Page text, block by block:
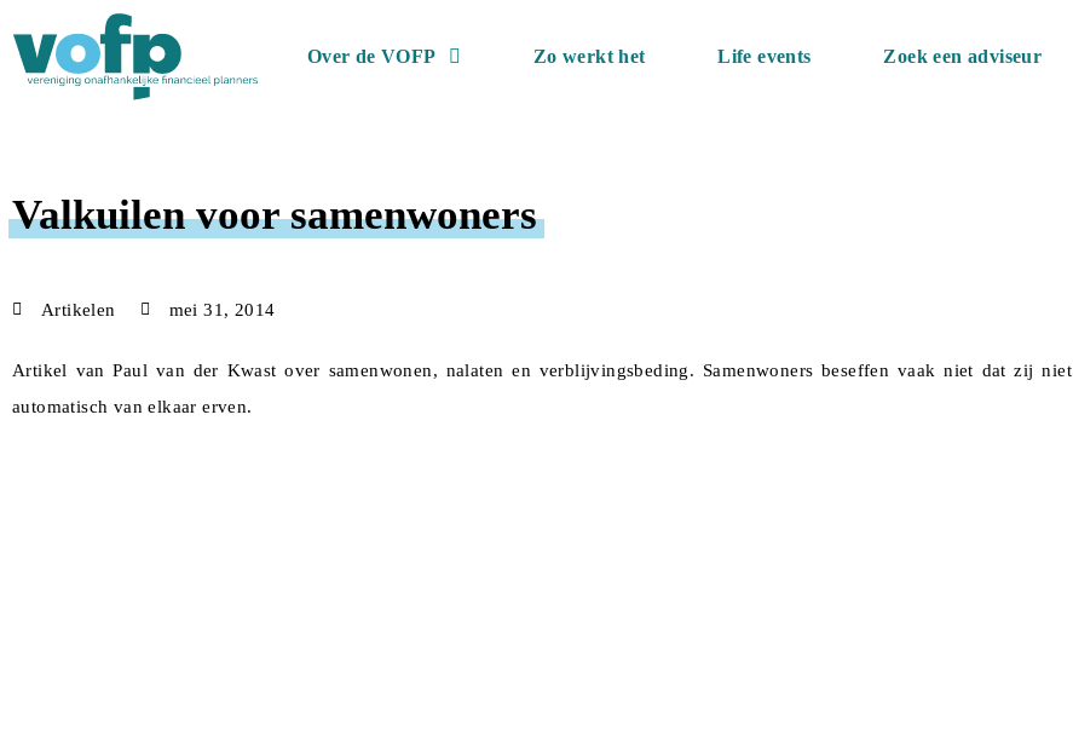
Over de VOFP Zo werkt het Life events Zoek een adviseur
Valkuilen voor samenwoners
Artikelen mei 31, 2014
Artikel van Paul van der Kwast over samenwonen, nalaten en verblijvingsbeding. Samenwoners beseffen vaak niet dat zij niet
automatisch van elkaar erven.